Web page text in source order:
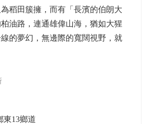
稻田簇擁，而有「長濱的伯朗大
油路，連通雄偉山海，猶如大猩
的夢幻，無邊際的寬闊視野，就
東13鄉道